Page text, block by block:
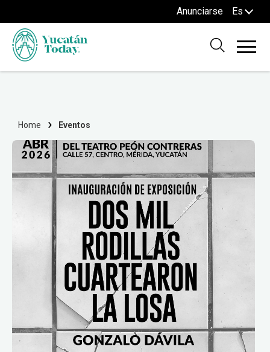
Anunciarse Es
Home Eventos